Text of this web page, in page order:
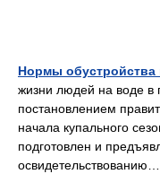
Нормы обустройства
жизни людей на воде в
постановлением
начала купального
подготовлен и